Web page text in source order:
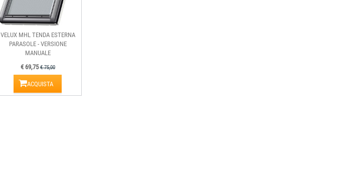
VELUX MHL TENDA ESTERNA
PARASOLE - VERSIONE
MANUALE
€ 69,75€ 75,00
ACQUISTA